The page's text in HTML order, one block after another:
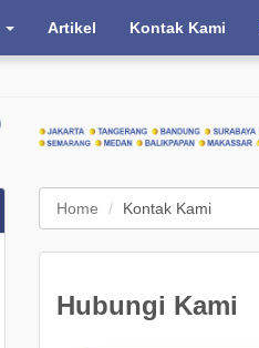
Artikel Kontak Kami
Home Kontak Kami
Hubungi Kami